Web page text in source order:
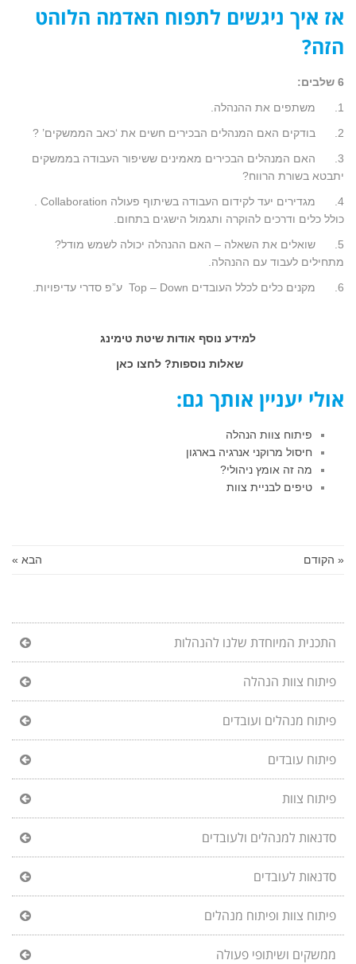
אז איך ניגשים לתפוח האדמה הלוהט
הזה?
3. האם המנהלים הבכירים מאמינים ששיפור העבודה בממשקים
יתבטא בשורת הרווח?
4. מגדירים יעד לקידום העבודה בשיתוף פעולה Collaboration .
כולל כלים ודרכים להוקרה ותגמול הישגים בתחום.
5. שואלים את השאלה – האם ההנהלה יכולה לשמש מודל?
מתחילים לעבוד עם ההנהלה.
למידע נוסף אודות שיטת טימינג
שאלות נוספות? לחצו כאן
אולי יעניין אותך גם:
פיתוח צוות הנהלה
חיסול מרוקני אנרגיה בארגון
מה זה אומץ ניהולי?
טיפים לבניית צוות
« הקודם הבא »
התכנית המיוחדת שלנו להנהלות
פיתוח צוות הנהלה
פיתוח מנהלים ועובדים
פיתוח עובדים
פיתוח צוות
סדנאות למנהלים ולעובדים
סדנאות לעובדים
פיתוח צוות ופיתוח מנהלים
ממשקים ושיתופי פעולה